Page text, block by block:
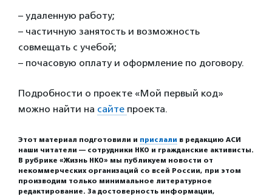
– удаленную работу;
– частичную занятость и возможность
совмещать с учебой;
– почасовую оплату и оформление по договору.
Подробности о проекте «Мой первый код»
можно найти на сайте проекта.
Этот материал подготовили и прислали в редакцию АСИ
наши читатели — сотрудники НКО и гражданские активисты.
В рубрике «Жизнь НКО» мы публикуем новости от
некоммерческих организаций со всей России, при этом
производим только минимальное литературное
редактирование. За достоверность информации,